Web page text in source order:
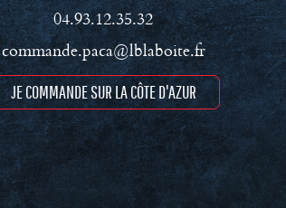
04.93.12.35.32
commande.paca@lblaboite.fr
JE COMMANDE SUR LA CÔTE D'AZUR